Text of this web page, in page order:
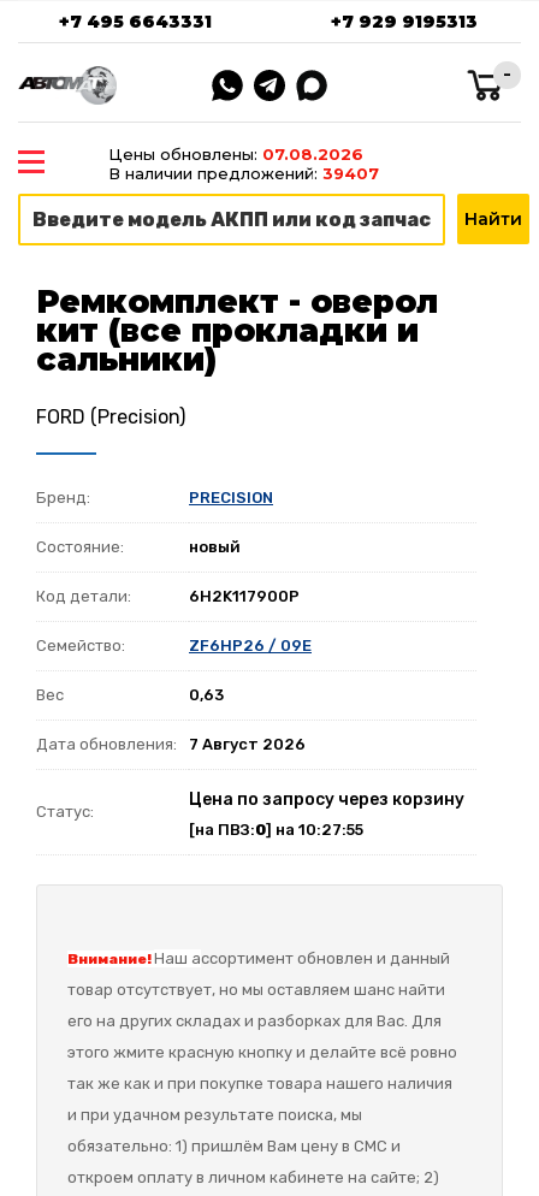
+7 495 6643331 +7 929 9195313
-
Цены обновлены: 07.08.2026
В наличии предложений: 39407
Ремкомплект - оверол
кит (все прокладки и
сальники)
FORD (Precision)
Бренд: PRECISION
Состояние: новый
Код детали: 6H2K117900P
Семейство: ZF6HP26 / 09E
Вес 0,63
Дата обновления: 7 Август 2026
Статус:
Цена по запросу через корзину
[на ПВЗ:0] на 10:27:55
Внимание!Наш ассортимент обновлен и данный
товар отсутствует, но мы оставляем шанс найти
его на других складах и разборках для Вас. Для
этого жмите красную кнопку и делайте всё ровно
так же как и при покупке товара нашего наличия
и при удачном результате поиска, мы
обязательно: 1) пришлём Вам цену в СМС и
откроем оплату в личном кабинете на сайте; 2)